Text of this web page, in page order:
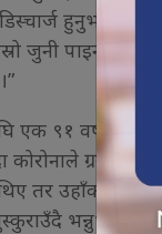
हुनुभयो ।
जुनी पाइन्,
एक ९१ वर्षीय
कोरोनाले ग्रस्त
तर उहाँको
भन्नुभएको